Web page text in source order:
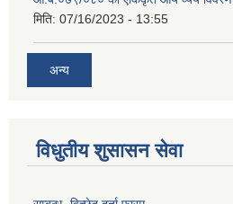
मिति: 07/16/2023 - 13:55
अन्य
विधुतीय शुसासन सेवा